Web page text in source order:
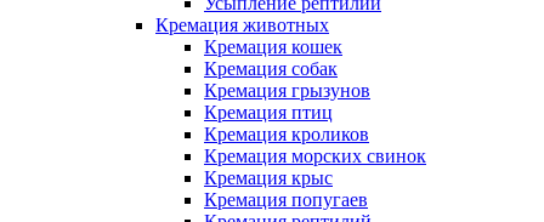
Кремация животных
Кремация кошек
Кремация собак
Кремация грызунов
Кремация птиц
Кремация кроликов
Кремация морских свинок
Кремация крыс
Кремация попугаев